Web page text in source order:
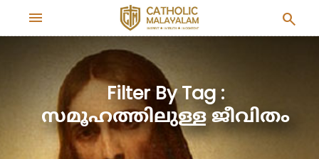
menu search
Filter By Tag :
സമൂഹത്തിലുള്ള ജീവിതം